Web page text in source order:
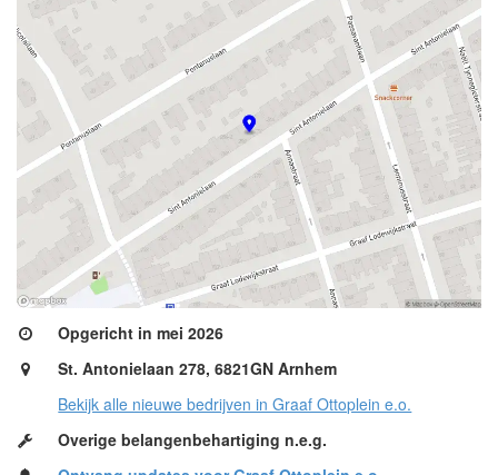
Opgericht in mei 2026
St. Antonielaan 278, 6821GN Arnhem
Bekijk alle nieuwe bedrijven in Graaf Ottoplein e.o.
Overige belangenbehartiging n.e.g.